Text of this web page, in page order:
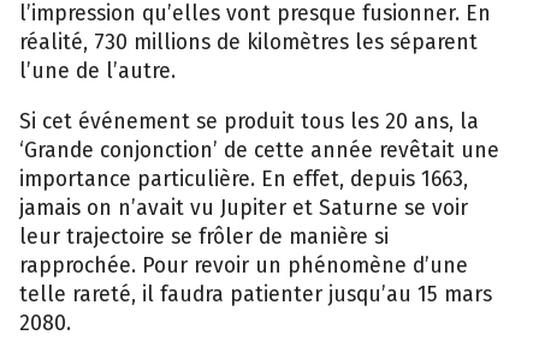
l’impression qu’elles vont presque fusionner. En
réalité, 730 millions de kilomètres les séparent
l’une de l’autre.
Si cet événement se produit tous les 20 ans, la
‘Grande conjonction’ de cette année revêtait une
importance particulière. En effet, depuis 1663,
jamais on n’avait vu Jupiter et Saturne se voir
leur trajectoire se frôler de manière si
rapprochée. Pour revoir un phénomène d’une
telle rareté, il faudra patienter jusqu’au 15 mars
2080.